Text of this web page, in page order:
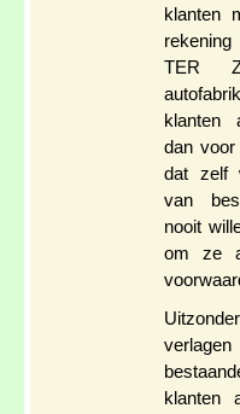
klanten
TER
klanten
dan voor
dat zelf
van
nooit
om ze
klanten